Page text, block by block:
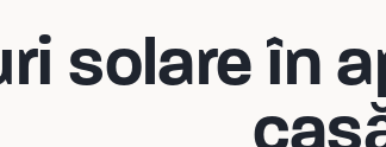
solare în